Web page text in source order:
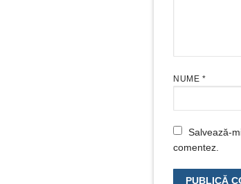
NUME *
Salvează-
comentez.